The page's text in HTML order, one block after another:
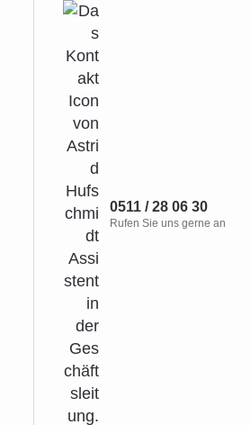
0511 / 28 06 30
Rufen Sie uns gerne an